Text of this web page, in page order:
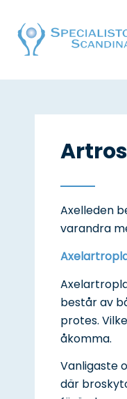
Axelleden
varandra
består av
protes.
åkomma.
Vanligaste
där